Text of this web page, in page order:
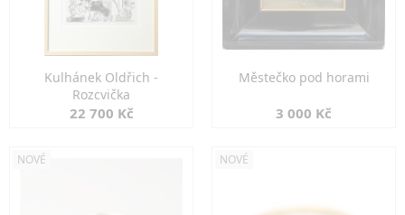
Kulhánek Oldřich -
Rozcvička
22 700 Kč
Městečko pod horami
3 000 Kč
NOVÉ NOVÉ